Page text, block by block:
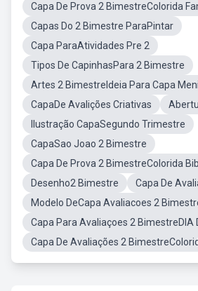
Capa De Prova 2 BimestreColorida
Capas Do 2 Bimestre ParaPintar
Capa ParaAtividades Pre 2
Tipos De CapinhasPara 2 Bimestre
Artes 2 BimestreIdeia Para Capa
CapaDe Avalições Criativas
Ilustração CapaSegundo Trimestre
CapaSao Joao 2 Bimestre
Capa De Prova 2 BimestreColorida
Desenho2 Bimestre
Capa De
Modelo DeCapa Avaliacoes 2
Capa Para Avaliaçoes 2 BimestreDIA
Capa De Avaliações 2